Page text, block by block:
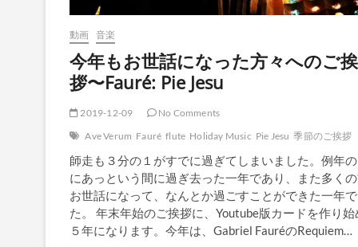
動画 音楽
今年もお世話になった方々へのご挨
拶〜Fauré: Pie Jesu
2019-12-09
No Comments
Ave Verum Fauré flute Holiday Music Pie Jesu 季節のご挨拶
師走も３分の１がすでに過ぎてしまいました。例年の
にあっという間に過ぎ去った一年であり、また多く
お世話になって、なんとか過ごすことができた一年
た。 年末年始のご挨拶に、Youtube版カードを作り始
５年になります。今年は、Gabriel FauréのRequiem…